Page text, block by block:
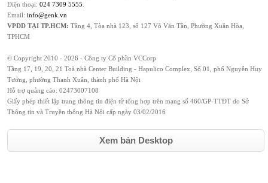
Điện thoại: 024 7309 5555
Email: info@genk.vn
VPĐD TẠI TP.HCM: Tầng 4, Tòa nhà 123, số 127 Võ Văn Tần, Phường Xuân Hòa,
TPHCM
© Copyright 2010 - 2026 - Công ty Cổ phần VCCorp
Tầng 17, 19, 20, 21 Toà nhà Center Building - Hapulico Complex, Số 01, phố Nguyễn Huy
Tưởng, phường Thanh Xuân, thành phố Hà Nội
Hỗ trợ quảng cáo: 02473007108
Giấy phép thiết lập trang thông tin điện tử tổng hợp trên mạng số 460/GP-TTĐT do Sở
Thông tin và Truyền thông Hà Nội cấp ngày 03/02/2016
Xem bản Desktop